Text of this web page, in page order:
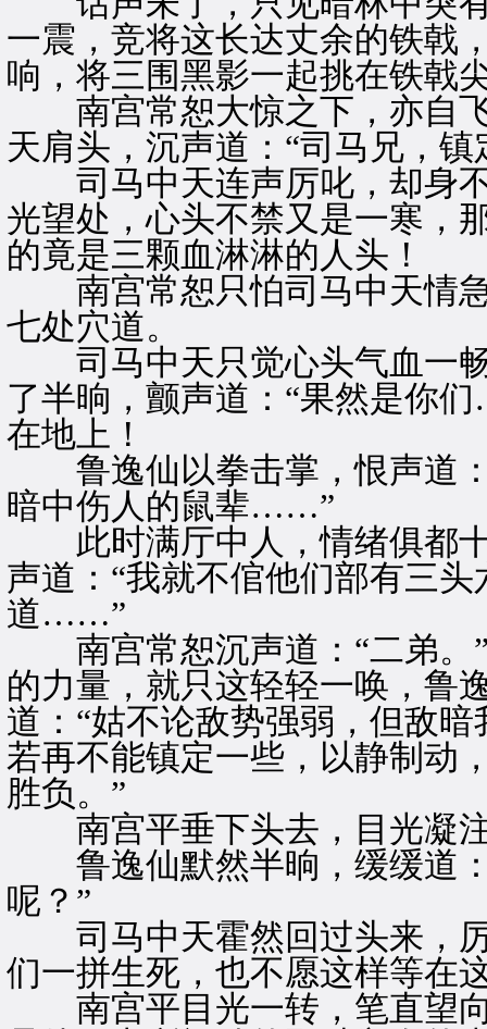
一震，竞将这长达丈余的铁戟
响，将三围黑影一起挑在铁戟
南宫常恕大惊之下，亦自飞
天肩头，沉声道：“司马兄，镇
司马中天连声厉叱，却身不
光望处，心头不禁又是一寒，
的竟是三颗血淋淋的人头！
南宫常恕只怕司马中天情急
七处穴道。
司马中天只觉心头气血一畅
了半晌，颤声道：“果然是你
在地上！
鲁逸仙以拳击掌，恨声道：
暗中伤人的鼠辈……”
此时满厅中人，情绪俱都十
声道：“我就不倌他们部有三
道……”
南宫常恕沉声道：“二弟。”
的力量，就只这轻轻一唤，鲁
道：“姑不论敌势强弱，但敌
若再不能镇定一些，以静制动
胜负。”
南宫平垂下头去，目光凝
鲁逸仙默然半晌，缓缓道：
呢？”
司马中天霍然回过头来，厉
们一拼生死，也不愿这样等在
南宫平目光一转，笔直望向